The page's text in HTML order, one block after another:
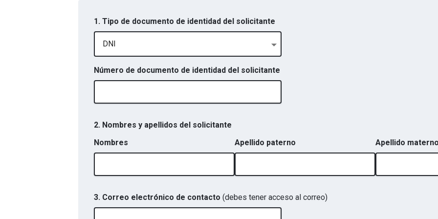
1. Tipo de documento de identidad del solicitante
DNI
Número de documento de identidad del solicitante
2. Nombres y apellidos del solicitante
Nombres
Apellido paterno Apellido
3. Correo electrónico de contacto (debes tener acceso al correo)